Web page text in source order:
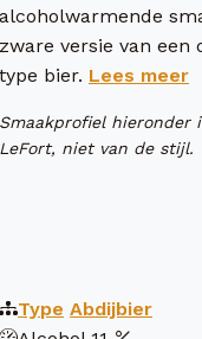
alcoholwarmende
zware versie van
type bier. Lees meer
Smaakprofiel hieronder
LeFort, niet van de stijl.
Type Abdijbier